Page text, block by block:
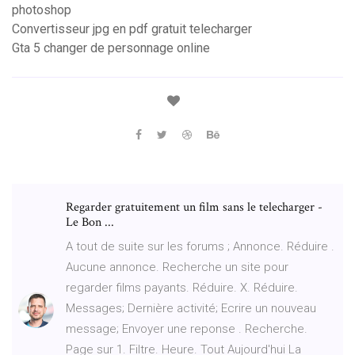
photoshop
Convertisseur jpg en pdf gratuit telecharger
Gta 5 changer de personnage online
Regarder gratuitement un film sans le telecharger -
Le Bon ...
A tout de suite sur les forums ; Annonce. Réduire .
Aucune annonce. Recherche un site pour
regarder films payants. Réduire. X. Réduire.
Messages; Dernière activité; Ecrire un nouveau
message; Envoyer une reponse . Recherche.
Page sur 1. Filtre. Heure. Tout Aujourd'hui La